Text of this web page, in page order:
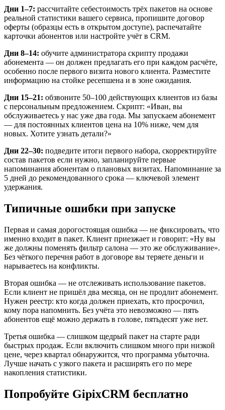
Дни 1–7: рассчитайте себестоимость трёх пакетов на основе
реальной статистики вашего сервиса, пропишите договор
оферты (образцы есть в открытом доступе), распечатайте
карточки абонентов или настройте учёт в CRM.
Дни 8–14: обучите администратора скрипту продажи
абонемента — он должен предлагать его при каждом расчёте,
особенно после первого визита нового клиента. Разместите
информацию на стойке ресепшена и в зоне ожидания.
Дни 15–21: обзвоните 50–100 действующих клиентов из базы
с персональным предложением. Скрипт: «Иван, вы
обслуживаетесь у нас уже два года. Мы запускаем абонемент
— для постоянных клиентов цена на 10% ниже, чем для
новых. Хотите узнать детали?»
Дни 22–30: подведите итоги первого набора, скорректируйте
состав пакетов если нужно, запланируйте первые
напоминания абонентам о плановых визитах. Напоминание за
5 дней до рекомендованного срока — ключевой элемент
удержания.
Типичные ошибки при запуске
Первая и самая дорогостоящая ошибка — не фиксировать, что
именно входит в пакет. Клиент приезжает и говорит: «Ну вы
же должны поменять фильтр салона — это же обслуживание».
Без чёткого перечня работ в договоре вы теряете деньги и
нарываетесь на конфликты.
Вторая ошибка — не отслеживать использование пакетов.
Если клиент не пришёл два месяца, он не продлит абонемент.
Нужен реестр: кто когда должен приехать, кто просрочил,
кому пора напомнить. Без учёта это невозможно — пять
абонентов ещё можно держать в голове, пятьдесят уже нет.
Третья ошибка — слишком щедрый пакет на старте ради
быстрых продаж. Если включить слишком много при низкой
цене, через квартал обнаружится, что программа убыточна.
Лучше начать с узкого пакета и расширять его по мере
накопления статистики.
Попробуйте GipixCRM бесплатно